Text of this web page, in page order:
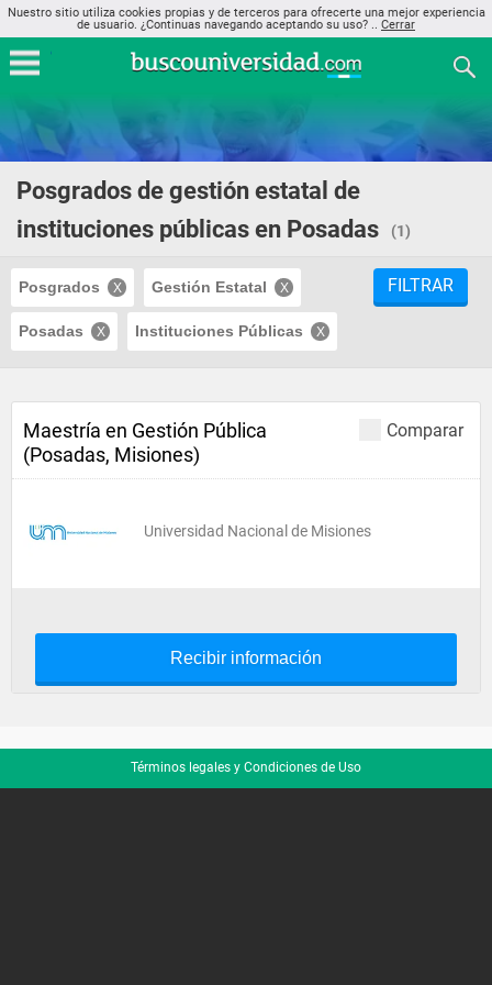
Nuestro sitio utiliza cookies propias y de terceros para ofrecerte una mejor experiencia
de usuario. ¿Continuas navegando aceptando su uso? .. Cerrar
Posgrados de gestión estatal de
instituciones públicas en Posadas
(1)
Posgrados Gestión Estatal
Posadas Instituciones Públicas
FILTRAR
Comparar
Maestría en Gestión Pública
(Posadas, Misiones)
Universidad Nacional de Misiones
Recibir información
Términos legales y Condiciones de Uso